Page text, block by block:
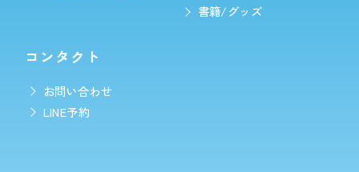
書籍/グッズ
コンタクト
お問い合わせ
LINE予約